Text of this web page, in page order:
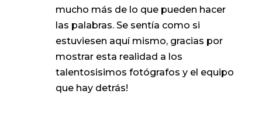
mucho más de lo que pueden hacer
las palabras. Se sentía como si
estuviesen aquí mismo, gracias por
mostrar esta realidad a los
talentosisimos fotógrafos y el equipo
que hay detrás!